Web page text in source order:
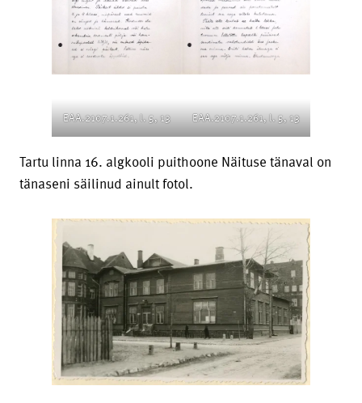
EAA.2107.1.261, l. 5, 13 EAA.2107.1.261, l. 5, 13
Tartu linna 16. algkooli puithoone Näituse tänaval on
tänaseni säilinud ainult fotol.